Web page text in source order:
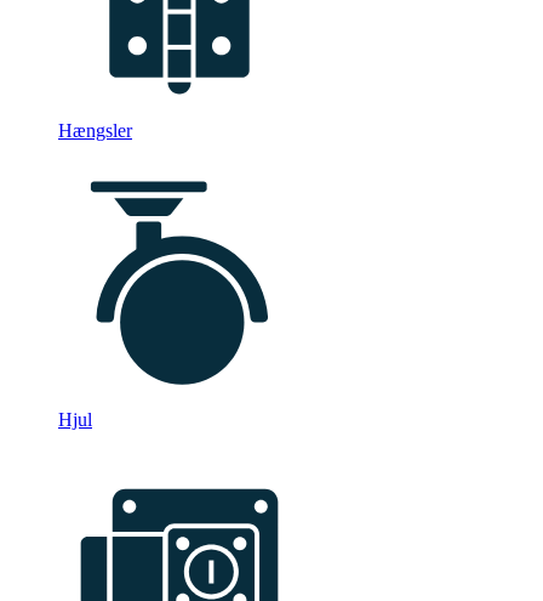
Hængsler
Hjul